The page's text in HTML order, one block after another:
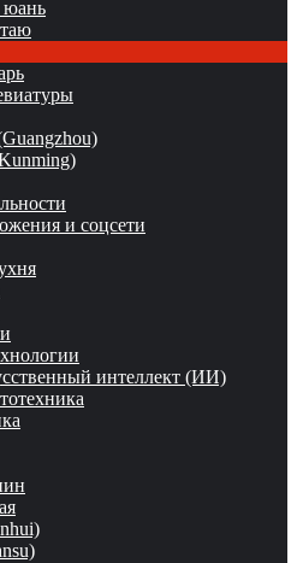
и соцсети
интеллект (ИИ)